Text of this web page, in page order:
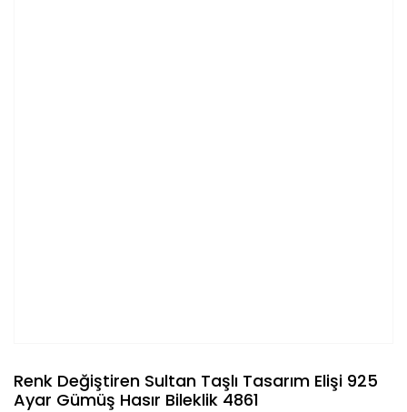
Renk Değiştiren Sultan Taşlı Tasarım Elişi 925
Ayar Gümüş Hasır Bileklik 4861